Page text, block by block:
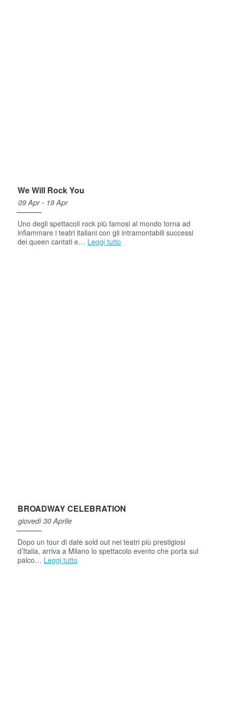
We Will Rock You
09 Apr - 19 Apr
Uno degli spettacoli rock più famosi al mondo torna ad
infiammare i teatri italiani con gli intramontabili successi
dei queen cantati e… Leggi tutto
BROADWAY CELEBRATION
giovedì 30 Aprile
Dopo un tour di date sold out nei teatri più prestigiosi
d’Italia, arriva a Milano lo spettacolo evento che porta sul
palco… Leggi tutto